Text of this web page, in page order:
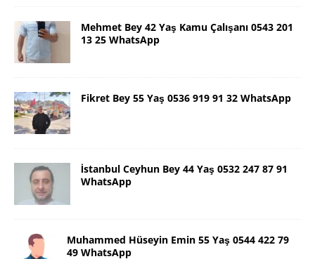
Mehmet Bey 42 Yaş Kamu Çalışanı 0543 201
13 25 WhatsApp
Fikret Bey 55 Yaş 0536 919 91 32 WhatsApp
İstanbul Ceyhun Bey 44 Yaş 0532 247 87 91
WhatsApp
Muhammed Hüseyin Emin 55 Yaş 0544 422 79
49 WhatsApp